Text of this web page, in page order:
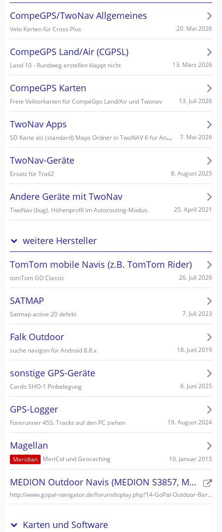
CompeGPS/TwoNav Allgemeines
Velo Karten für Cross Plus 20. Mai 2026
CompeGPS Land/Air (CGPSL)
Land 10 - Rundweg erstellen klappt nicht 13. März 2026
CompeGPS Karten
Freie Vektorkarten für CompeGps Land/Air und Twonav 13. Juli 2026
TwoNav Apps
SD Karte als (standard) Maps Ordner in TwoNAV 6 für Android einstellen/wählen 7. Mai 2026
TwoNav-Geräte
Ersatz für Trail2 8. August 2025
Andere Geräte mit TwoNav
TwoNav (bug). Höhenprofil im Autorouting-Modus. 25. April 2021
weitere Hersteller
TomTom mobile Navis (z.B. TomTom Rider)
tomTom GO Classic 26. Juli 2026
SATMAP
Satmap active 20 defekt 7. Juli 2023
Falk Outdoor
suche navigon für Android 8.8.x 18. Juni 2019
sonstige GPS-Geräte
Cardo SHO-1 Pinbelegung 6. Juni 2025
GPS-Logger
Forerunner 45S: Tracks auf den PC ziehen 19. August 2024
Magellan
Meridian MeriCol und Geocaching 10. Januar 2015
MEDION Outdoor Navis (MEDION S3857, MEDION S3747)
http://www.gopal-navigator.de/forumdisplay.php?14-GoPal-Outdoor-Bereich
Karten und Software